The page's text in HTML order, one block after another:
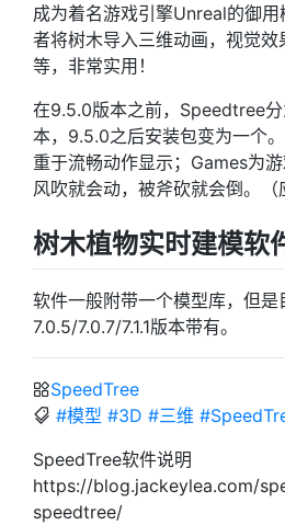
成为着名游戏引擎Unreal的御
者将树木导入三维动画，视觉效
等，非常实用！
在9.5.0版本之前，Speedtree
本，9.5.0之后安装包变为一个
重于流畅动作显示；Games为
风吹就会动，被斧砍就会倒。（
树木植物实时建模软
软件一般附带一个模型库，但是
7.0.5/7.0.7/7.1.1版本带有。
SpeedTree
#模型 #3D #三维
SpeedTree软件说明
https://blog.jackeylea.com/
speedtree/